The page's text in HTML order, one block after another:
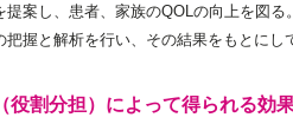
提案し、患者、家族のQOLの向上を図
把握と解析を行い、その結果をもとに
役割分担）によって得られる効